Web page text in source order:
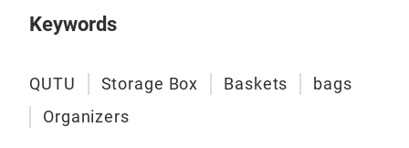
Keywords
QUTU Storage Box Baskets
bags
Organizers